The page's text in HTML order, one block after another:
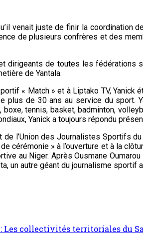
venait juste de finir la coordination
de plusieurs confrères et des
dirigeants de toutes les fédérations
de Yantala.
« Match » et à Liptako TV, Yanick
de 30 ans au service du sport.
tennis, basket, badminton,
Yanick a toujours répondu
l’Union des Journalistes Sportifs du
cérémonie » à l’ouverture et à la
au Niger. Après Ousmane
un autre géant du journalisme sportif
collectivités territoriales du